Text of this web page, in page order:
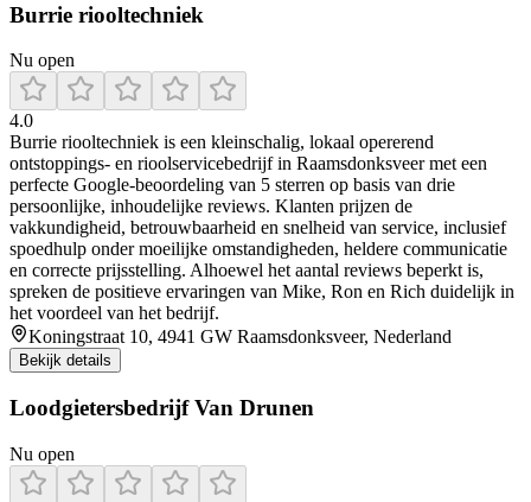
Burrie riooltechniek
Nu open
4.0
Burrie riooltechniek is een kleinschalig, lokaal opererend
ontstoppings- en rioolservicebedrijf in Raamsdonksveer met een
perfecte Google-beoordeling van 5 sterren op basis van drie
persoonlijke, inhoudelijke reviews. Klanten prijzen de
vakkundigheid, betrouwbaarheid en snelheid van service, inclusief
spoedhulp onder moeilijke omstandigheden, heldere communicatie
en correcte prijsstelling. Alhoewel het aantal reviews beperkt is,
spreken de positieve ervaringen van Mike, Ron en Rich duidelijk in
het voordeel van het bedrijf.
Koningstraat 10, 4941 GW Raamsdonksveer, Nederland
Bekijk details
Loodgietersbedrijf Van Drunen
Nu open